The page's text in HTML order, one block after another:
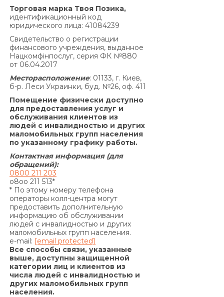
годовых на основании Договора и других
платежей, подлежащих уплате Заемщиком за
нарушение исполнения обязательств на
основании Договора, не может превышать
половины суммы Кредита, полученной
не может быть увеличена по договоренности
По договору о предоставлении кредита по
продукту «Кредит 4/6 месяцев»:
Согласно п. 7.5. Договора:
«В случае просрочки выполнения Заемщиком
денежного обязательства по уплате процентов
за пользование Кредитом и/или Комиссии за
выдачу Кредита (если условия Договора
предусматривают уплату комиссии за выдачу
Кредита) и/или Комиссии за выдачу в Кредит
дополнительных денежных средств (если
условия дополнительного соглашения к
Договору предусматривают уплату комиссии за
выдачу в Кредит дополнительных денежных
средств) и/или суммы Кредита в
определенные настоящим Договором сроки, на
основании положений части 2 статьи 625
Гражданского кодекса Украины Кредитодатель
Торговая марка Твоя Позика,
идентификационный код
юридического лица: 41084239
Свидетельство о регистрации
финансового учреждения, выданное
Нацкомфінпослуг, серия ФК №880
от 06.04.2017
Месторасположение: 01133, г. Киев,
б-р. Леси Украинки, буд. №26, оф. 411
Помещение физически доступно
для предоставления услуг и
обслуживания клиентов из
людей с инвалидностью и других
маломобильных групп населения
по указанному графику работы.
Контактная информация (для
обращений):
0800 211 203
o8oo 211 513*
* По этому номеру телефона
операторы колл-центра могут
предоставить дополнительную
информацию об обслуживании
людей с инвалидностью и других
маломобильных групп населения.
e-mail: [email protected]
Все способы связи, указанные
выше, доступны защищенной
категории лиц и клиентов из
числа людей с инвалидностью и
других маломобильных групп
населения.